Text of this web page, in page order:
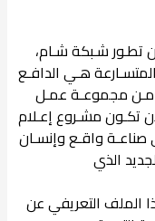
تطـور شـبكة شـام،
هـي الدافـع
مـن مجموعـة عمـل
تكـون مشـروع إعـلام
صناعـة واقـع وإنسـان
الذي
الملف التعريفي عن